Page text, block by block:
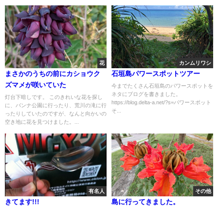
花
まさかのうちの前にカショウク
ズマメが咲いていた
灯台下暗しです。 このきれいな花を探し
に、バンナ公園に行ったり、荒川の滝に行
ったりしていたのですが、なんと向かいの
空き地に花を見つけました。...
カンムリワシ
石垣島パワースポットツアー
今までたくさん石垣島のパワースポットを
ネタにブログを書きました。
https://blog.delta-a.net/?s=パワースポット
そ...
有名人
きてます!!!
その他
島に行ってきました。